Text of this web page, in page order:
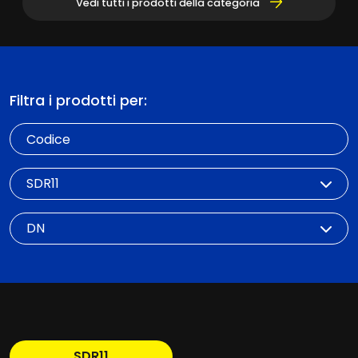
Vedi tutti i prodotti della categoria
Filtra i prodotti per:
Codice
SDR
DN